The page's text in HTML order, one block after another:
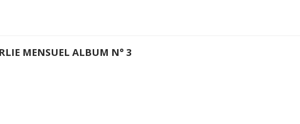
MENSUEL ALBUM N° 3